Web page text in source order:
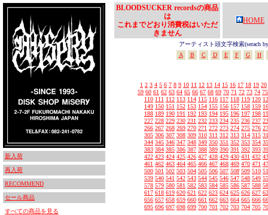
新入荷
再入荷
RECOMMEND
セール商品
すべての商品を見る
BLOODSUCKER recordsの商品
は
これまでどおり消費税はいただ
きません
HOME
アーティスト頭文字検索(serach
A
B C D E F G H
1 2 3 4 5 6 7 8 9 10 11 12 13 14 15 16 17 18 19 20
59 60 61 62 63 64 65 66 67 68 69 70 71 72 73 74 75
110 111 112 113 114 115 116 117 118 119 120
149 150 151 152 153 154 155 156 157 158 159
188 189 190 191 192 193 194 195 196 197 198
227 228 229 230 231 232 233 234 235 236 237
266 267 268 269 270 271 272 273 274 275 276
305 306 307 308 309 310 311 312 313 314 315
344 345 346 347 348 349 350 351 352 353 354
383 384 385 386 387 388 389 390 391 392 393
422 423 424 425 426 427 428 429 430 431 432
461 462 463 464 465 466 467 468 469 470 471
500 501 502 503 504 505 506 507 508 509 510
539 540 541 542 543 544 545 546 547 548 549
578 579 580 581 582 583 584 585 586 587 588
617 618 619 620 621 622 623 624 625 626 627
656 657 658 659 660 661 662 663 664 665 666
695 696 697 698 699 700 701 702 703 704 705